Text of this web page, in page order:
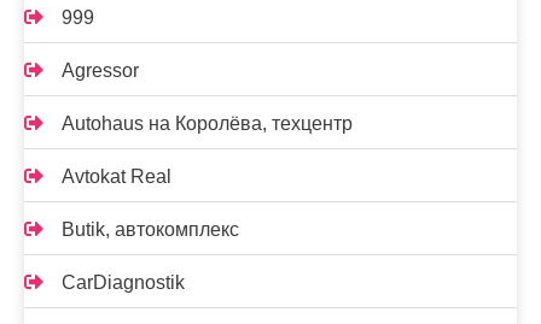
999
Agressor
Autohaus на Королёва, техцентр
Avtokat Real
Butik, автокомплекс
CarDiagnostik